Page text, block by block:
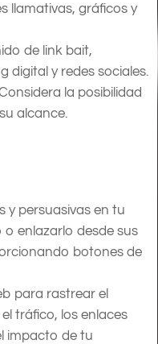
llamativas, gráficos y
de link bait,
digital y redes sociales.
la posibilidad
alcance.
y persuasivas en tu
enlazarlo desde sus
botones de
para rastrear el
tráfico, los enlaces
impacto de tu